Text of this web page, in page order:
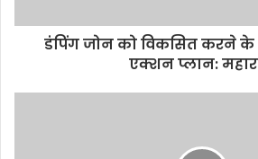
डंपिंग जोन को विकसित करने के
एक्शन प्लान: